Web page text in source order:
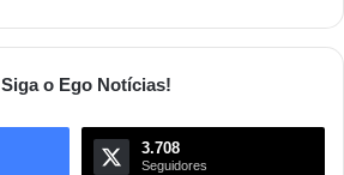
Siga o Ego Notícias!
3.708
Seguidores